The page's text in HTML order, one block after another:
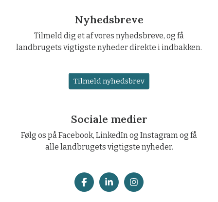
Nyhedsbreve
Tilmeld dig et af vores nyhedsbreve, og få
landbrugets vigtigste nyheder direkte i indbakken.
Tilmeld nyhedsbrev
Sociale medier
Følg os på Facebook, LinkedIn og Instagram og få
alle landbrugets vigtigste nyheder.